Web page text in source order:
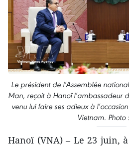
Le président de l’Assemblée
Man, reçoit à Hanoï l’ambassadeur
venu lui faire ses adieux à
Vietnam. Photo
Hanoï (VNA) – Le 23 juin,